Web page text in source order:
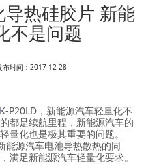
导热硅胶片 新能
不是问题
布时间：2017-12-28
P20LD，新能源汽车轻量化不
都是续航里程，新能源汽车的
量化也是极其重要的问题。
能源汽车电池导热散热的同
满足新能源汽车轻量化要求。